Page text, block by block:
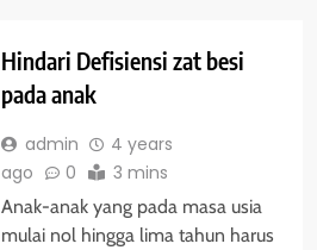
Hindari Defisiensi zat besi
pada anak
admin
4 years
ago
0 3 mins
Anak-anak yang pada masa usia
mulai nol hingga lima tahun harus